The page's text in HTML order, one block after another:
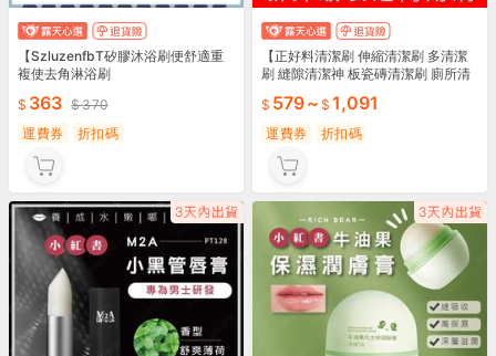
【SzluzenfbT矽膠沐浴刷便舒適重
複使去角淋浴刷
363
370
運費券
折扣碼
【正好料清潔刷 伸縮清潔刷 多清潔
刷 縫隙清潔神 板瓷磚清潔刷 廁所清
579~ 1,091
運費券 折扣碼